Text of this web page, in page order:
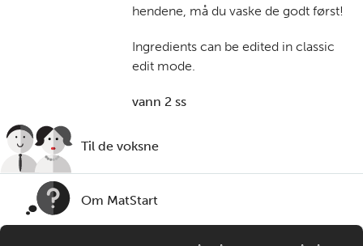
hendene, må du vaske de godt først!
Ingredients can be edited in classic
edit mode.
vann 2 ss
Til de voksne
Om MatStart